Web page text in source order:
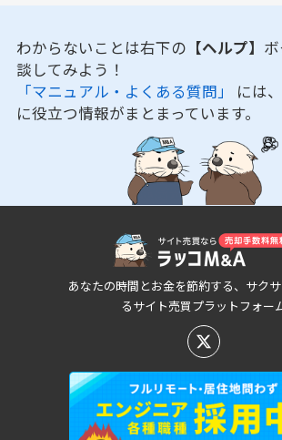
わからないことは右下の 【ヘルプ】
談してみよう！
「マニュアル・よくある質問」 には
に役立つ情報がまとまっています。
あなたの時間とお金を節約する、サク
るサイト売買プラットフォー